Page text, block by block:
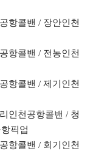
항콜밴 / 장안인천
항콜밴 / 전농인천
항콜밴 / 제기인천
인천공항콜밴 / 청
픽업
항콜밴 / 회기인천